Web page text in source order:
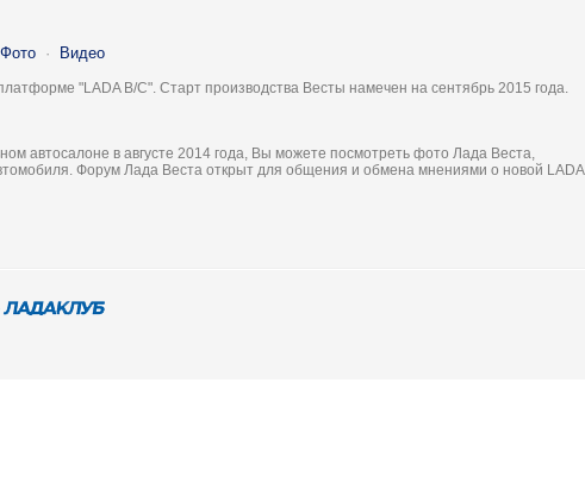
Фото · Видео
"LADA B/C". Старт производства Весты намечен на сентябрь 2015 года.
автосалоне в августе 2014 года, Вы можете посмотреть фото Лада Веста,
Форум Лада Веста открыт для общения и обмена мнениями о новой LADA